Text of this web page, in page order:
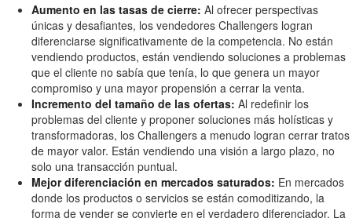
Aumento en las tasas de cierre: Al ofrecer perspectivas
únicas y desafiantes, los vendedores Challengers logran
diferenciarse significativamente de la competencia. No están
vendiendo productos, están vendiendo soluciones a problemas
que el cliente no sabía que tenía, lo que genera un mayor
compromiso y una mayor propensión a cerrar la venta.
Incremento del tamaño de las ofertas: Al redefinir los
problemas del cliente y proponer soluciones más holísticas y
transformadoras, los Challengers a menudo logran cerrar tratos
de mayor valor. Están vendiendo una visión a largo plazo, no
solo una transacción puntual.
Mejor diferenciación en mercados saturados: En mercados
donde los productos o servicios se están comoditizando, la
forma de vender se convierte en el verdadero diferenciador. La